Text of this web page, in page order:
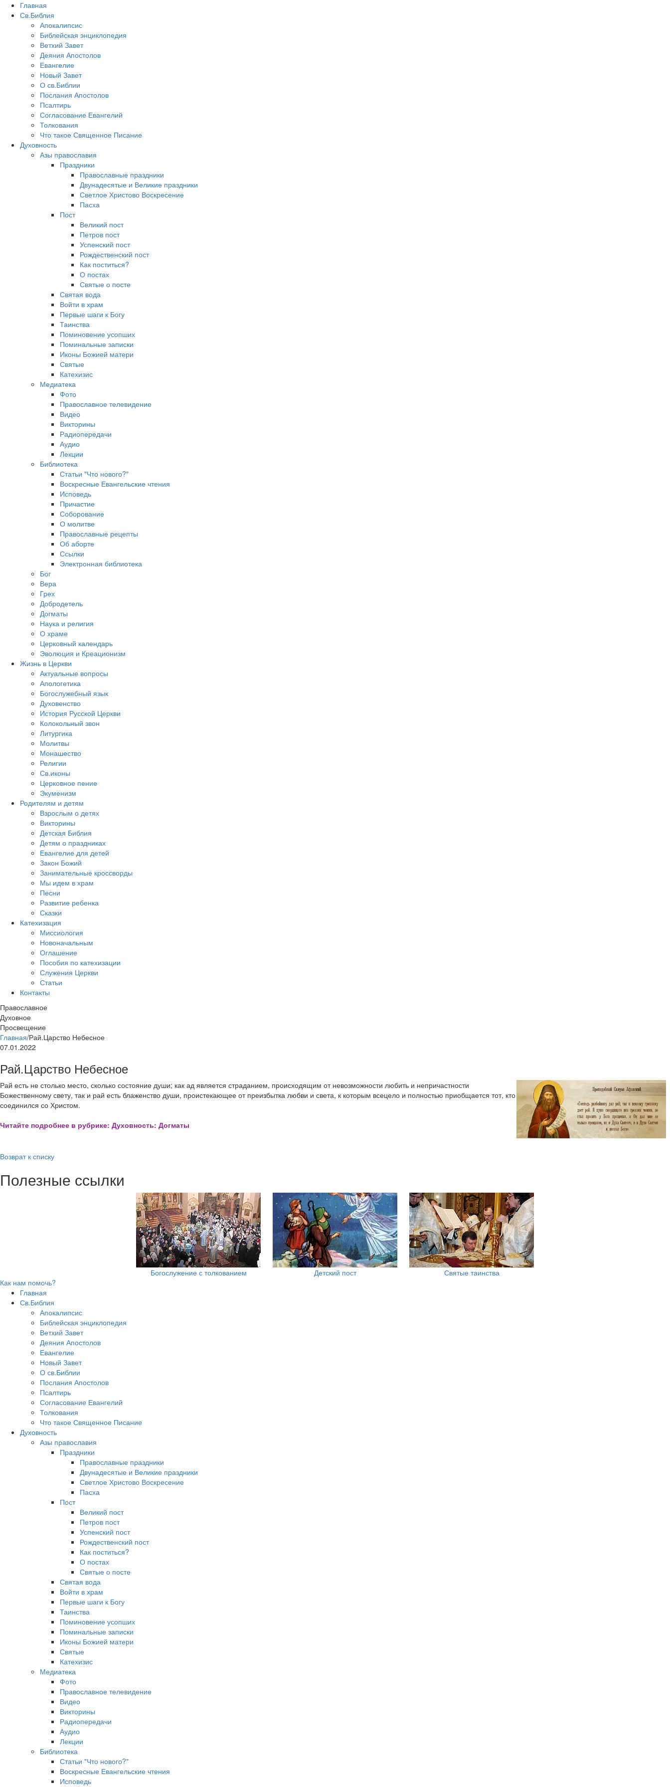
Главная
Св.Библия
Апокалипсис
Библейская энциклопедия
Ветхий Завет
Деяния Апостолов
Евангелие
Новый Завет
О св.Библии
Послания Апостолов
Псалтирь
Согласование Евангелий
Толкования
Что такое Священное Писание
Духовность
Азы православия
Праздники
Православные праздники
Двунадесятые и Великие праздники
Светлое Христово Воскресение
Пасха
Пост
Великий пост
Петров пост
Успенский пост
Рождественский пост
Как поститься?
О постах
Святые о посте
Святая вода
Войти в храм
Первые шаги к Богу
Таинства
Поминовение усопших
Поминальные записки
Иконы Божией матери
Святые
Катехизис
Медиатека
Фото
Православное телевидение
Видео
Викторины
Радиопередачи
Аудио
Лекции
Библиотека
Статьи "Что нового?"
Воскресные Евангельские чтения
Исповедь
Причастие
Соборование
О молитве
Православные рецепты
Об аборте
Ссылки
Электронная библиотека
Бог
Вера
Грех
Добродетель
Догматы
Наука и религия
О храме
Церковный календарь
Эволюция и Креационизм
Жизнь в Церкви
Актуальные вопросы
Апологетика
Богослужебный язык
Духовенство
История Русской Церкви
Колокольный звон
Литургика
Молитвы
Монашество
Религии
Св.иконы
Церковное пение
Экуменизм
Родителям и детям
Взрослым о детях
Викторины
Детская Библия
Детям о праздниках
Евангелие для детей
Закон Божий
Занимательные кроссворды
Мы идем в храм
Песни
Развитие ребенка
Сказки
Катехизация
Миссиология
Новоначальным
Оглашение
Пособия по катехизации
Служения Церкви
Статьи
Контакты
Православное
Духовное
Просвещение
Главная/Рай.Царство Небесное
07.01.2022
Рай.Царство Небесное
Рай есть не столько место, сколько состояние души; как ад является страданием, происходящим от невозможности любить и непричастности
Божественному свету, так и рай есть блаженство души, проистекающее от преизбытка любви и света, к которым всецело и полностью приобщается тот, кто
соединился со Христом.
Читайте подробнее в рубрике: Духовность: Догматы
Возврат к списку
Полезные ссылки
Богослужение с толкованием Детский пост
Святые таинства
Как нам помочь?
Главная
Св.Библия
Апокалипсис
Библейская энциклопедия
Ветхий Завет
Деяния Апостолов
Евангелие
Новый Завет
О св.Библии
Послания Апостолов
Псалтирь
Согласование Евангелий
Толкования
Что такое Священное Писание
Духовность
Азы православия
Праздники
Православные праздники
Двунадесятые и Великие праздники
Светлое Христово Воскресение
Пасха
Пост
Великий пост
Петров пост
Успенский пост
Рождественский пост
Как поститься?
О постах
Святые о посте
Святая вода
Войти в храм
Первые шаги к Богу
Таинства
Поминовение усопших
Поминальные записки
Иконы Божией матери
Святые
Катехизис
Медиатека
Фото
Православное телевидение
Видео
Викторины
Радиопередачи
Аудио
Лекции
Библиотека
Статьи "Что нового?"
Воскресные Евангельские чтения
Исповедь